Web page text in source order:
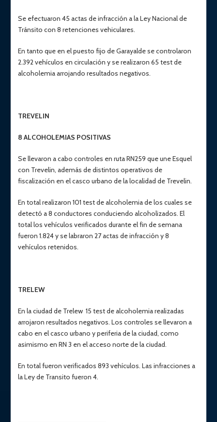
Se efectuaron 45 actas de infracción a la Ley Nacional de
Tránsito con 8 retenciones vehiculares.
En tanto que en el puesto fijo de Garayalde se controlaron
2.392 vehículos en circulación y se realizaron 65 test de
alcoholemia arrojando resultados negativos.
TREVELIN
8 ALCOHOLEMIAS POSITIVAS
Se llevaron a cabo controles en ruta RN259 que une Esquel
con Trevelin, además de distintos operativos de
fiscalización en el casco urbano de la localidad de Trevelin.
En total realizaron 101 test de alcoholemia de los cuales se
detectó a 8 conductores conduciendo alcoholizados. El
total los vehículos verificados durante el fin de semana
fueron 1.824 y se labraron 27 actas de infracción y 8
vehículos retenidos.
TRELEW
En la ciudad de Trelew 15 test de alcoholemia realizadas
arrojaron resultados negativos. Los controles se llevaron a
cabo en el casco urbano y periferia de la ciudad, como
asimismo en RN 3 en el acceso norte de la ciudad.
En total fueron verificados 893 vehículos. Las infracciones a
la Ley de Transito fueron 4.